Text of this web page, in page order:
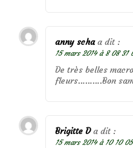
anny scha a dit :
15 mars 2014 à 8 08 31
De très belles
fleurs……….Bon
Brigitte D a dit :
15 mars 2014 à 10 10